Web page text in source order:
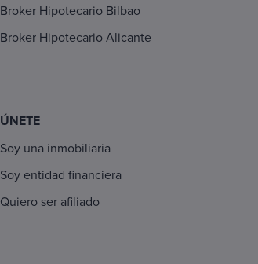
Broker Hipotecario Bilbao
Broker Hipotecario Alicante
ÚNETE
Soy una inmobiliaria
Soy entidad financiera
Quiero ser afiliado